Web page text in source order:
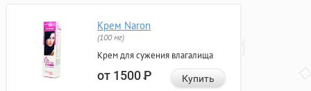
Крем Naron
(100 мг)
Крем для сужения влагалища
от 1500Р Купить